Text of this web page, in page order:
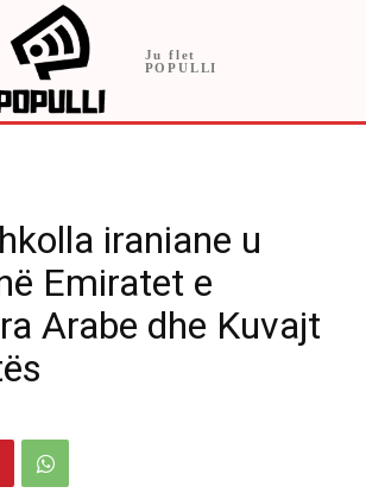
Ju flet
POPULLI
iraniane u
Emiratet e
Arabe dhe Kuvajt